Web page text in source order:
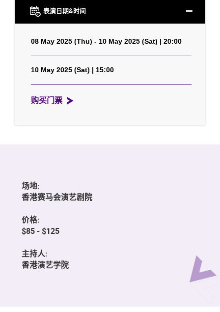
表演日期&时间
08 May 2025 (Thu) - 10 May 2025 (Sat) | 20:00
10 May 2025 (Sat) | 15:00
购买门票
场地:
香港赛马会演艺剧院
价格:
$85 - $125
主持人:
香港演艺学院